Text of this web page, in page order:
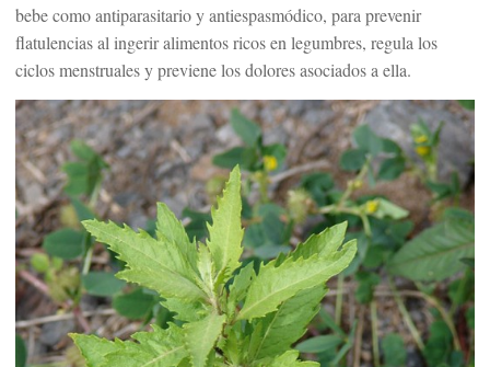
bebe como antiparasitario y antiespasmódico, para prevenir
flatulencias al ingerir alimentos ricos en legumbres, regula los
ciclos menstruales y previene los dolores asociados a ella.